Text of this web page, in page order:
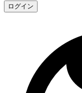
ログイン